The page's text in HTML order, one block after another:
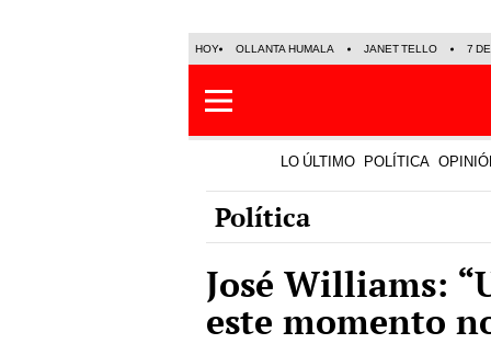
HOY OLLANTA HUMALA JANET TELLO 7
LO ÚLTIMO POLÍTICA
Política
José Williams:
este momento